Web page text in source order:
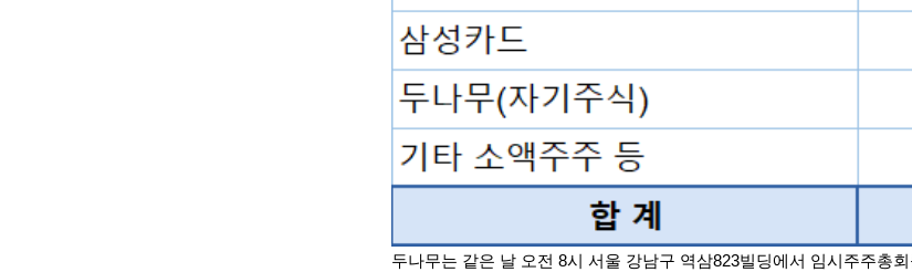
두나무는 같은 날 오전 8시 서울 강남구 역삼823빌딩에서 임시주주총